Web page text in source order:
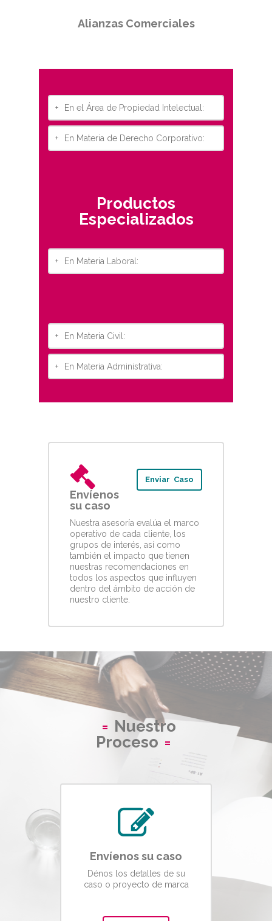
Alianzas Comerciales
+ En el Área de Propiedad Intelectual:
+ En Materia de Derecho Corporativo:
Productos
Especializados
+ En Materia Laboral:
+ En Materia Civil:
+ En Materia Administrativa:
Enviar Caso
Envíenos
su caso
Nuestra asesoría evalúa el marco
operativo de cada cliente, los
grupos de interés, así como
también el impacto que tienen
nuestras recomendaciones en
todos los aspectos que influyen
dentro del ámbito de acción de
nuestro cliente.
Nuestro
Proceso
Envíenos su caso
Dénos los detalles de su
caso o proyecto de marca